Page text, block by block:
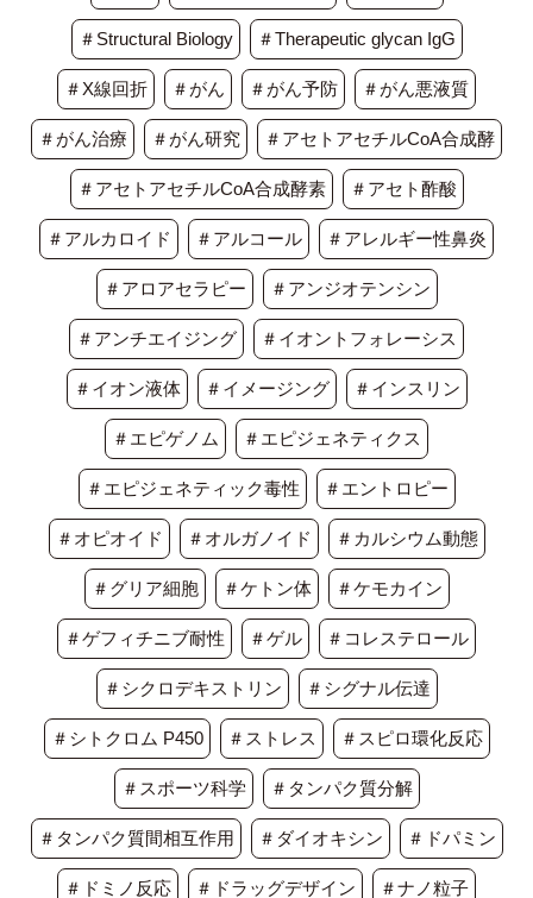
＃Structural Biology ＃Therapeutic glycan IgG
＃X線回折 ＃がん ＃がん予防 ＃がん悪液質
＃がん治療 ＃がん研究 ＃アセトアセチルCoA合成酵
＃アセトアセチルCoA合成酵素 ＃アセト酢酸
＃アルカロイド ＃アルコール ＃アレルギー性鼻炎
＃アロアセラピー ＃アンジオテンシン
＃アンチエイジング ＃イオントフォレーシス
＃イオン液体 ＃イメージング ＃インスリン
＃エピゲノム ＃エピジェネティクス
＃エピジェネティック毒性 ＃エントロピー
＃オピオイド ＃オルガノイド ＃カルシウム動態
＃グリア細胞 ＃ケトン体 ＃ケモカイン
＃ゲフィチニブ耐性 ＃ゲル ＃コレステロール
＃シクロデキストリン ＃シグナル伝達
＃シトクロム P450 ＃ストレス ＃スピロ環化反応
＃スポーツ科学 ＃タンパク質分解
＃タンパク質間相互作用 ＃ダイオキシン ＃ドパミン
＃ドミノ反応 ＃ドラッグデザイン ＃ナノ粒子